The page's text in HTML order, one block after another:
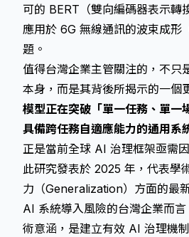
可的 BERT（雙向編碼器表示轉
應用於 6G 無線通訊的波束成形
題。
值得台灣企業主管關注的，不只
本身，而是其背後所揭示的一個
模型正在突破「單一任務、單一
具備跨任務自適應能力的通用系
正是當前全球 AI 治理框架亟需
此研究發表於 2025 年，代表學
力（Generalization）方面的最
AI 系統導入風險的台灣企業而
術意涵，是建立有效 AI 治理機